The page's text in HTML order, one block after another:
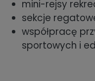
mini-rejsy
sekcje
współpracę
sportowych i